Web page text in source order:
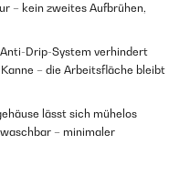
– kein zweites Aufbrühen,
Drip-System verhindert
– die Arbeitsfläche bleibt
lässt sich mühelos
– minimaler